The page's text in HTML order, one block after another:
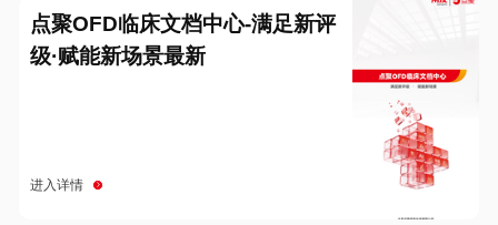
点聚OFD临床文档中心-满足新评
级·赋能新场景最新
进入详情